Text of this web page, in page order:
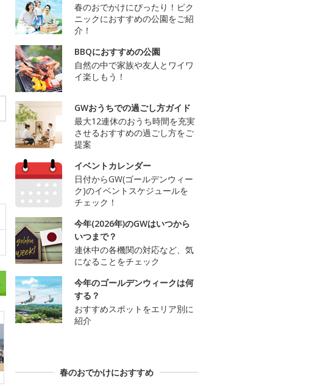
春のおでかけにぴったり！ピク
ニックにおすすめの公園をご紹
介！
BBQにおすすめの公園
自然の中で家族や友人とワイワ
イ楽しもう！
GWおうちでの過ごし方ガイド
最大12連休のおうち時間を充実
させるおすすめの過ごし方をご
提案
イベントカレンダー
日付からGW(ゴールデンウィー
ク)のイベントスケジュールを
チェック！
今年(2026年)のGWはいつから
いつまで？
連休中の各機関の対応など、気
になることをチェック
今年のゴールデンウィークは何
する？
おすすめスポットをエリア別に
紹介
春のおでかけにおすすめ